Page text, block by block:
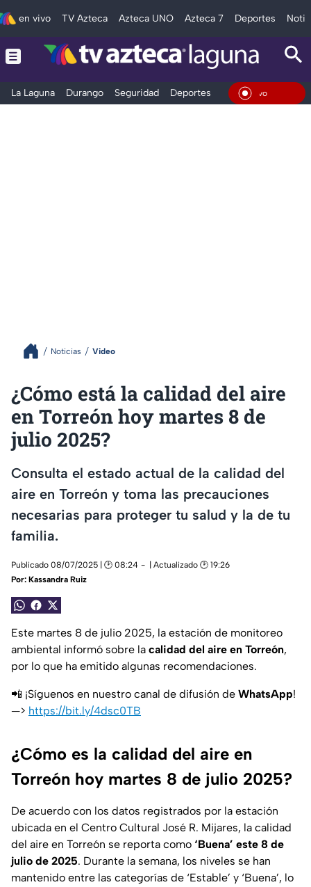
en vivo TV Azteca Azteca UNO Azteca 7 Deportes
La Laguna Durango Seguridad Deportes EntretenimientoEn
Noticias Video
¿Cómo está la calidad del aire
en Torreón hoy martes 8 de
julio 2025?
Consulta el estado actual de la calidad del
aire en Torreón y toma las precauciones
necesarias para proteger tu salud y la de tu
familia.
Publicado 08/07/2025 | 🕑 08:24
| Actualizado 🕑 19:26
Por: Kassandra Ruiz
Este martes 8 de julio 2025, la estación de monitoreo
ambiental informó sobre la calidad del aire en Torreón,
por lo que ha emitido algunas recomendaciones.
📲 ¡Síguenos en nuestro canal de difusión de WhatsApp!
—> https://bit.ly/4dsc0TB
¿Cómo es la calidad del aire en
Torreón hoy martes 8 de julio 2025?
De acuerdo con los datos registrados por la estación
ubicada en el Centro Cultural José R. Mijares, la calidad
del aire en Torreón se reporta como ‘Buena’ este 8 de
julio de 2025. Durante la semana, los niveles se han
mantenido entre las categorías de ‘Estable’ y ‘Buena’, lo